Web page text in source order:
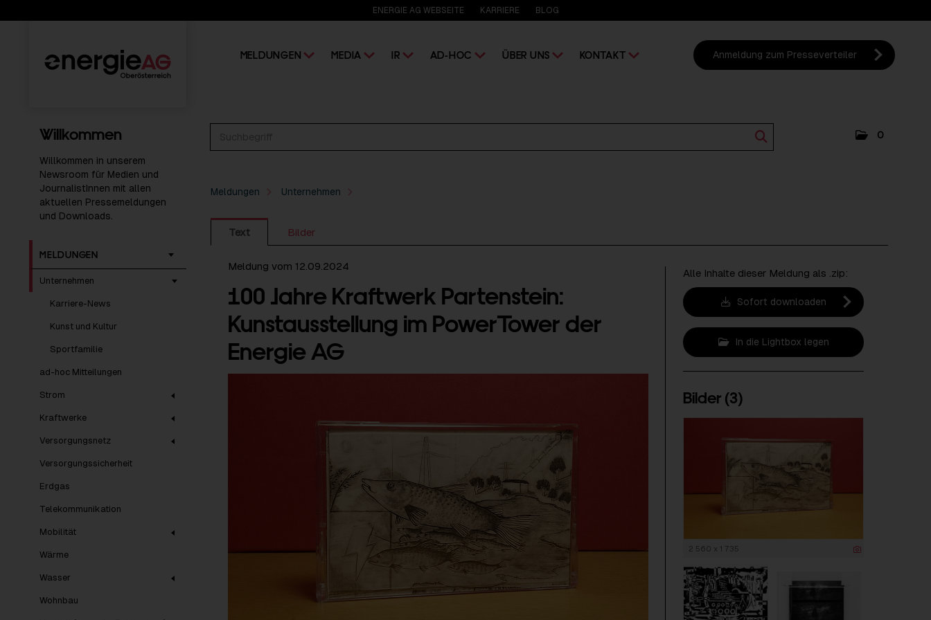
ENERGIE AG WEBSEITE KARRIERE BLOG
MELDUNGEN MEDIA IR AD-HOC ÜBER UNS KONTAKT Anmeldung zum Presseverteiler
0
Willkommen
Willkommen in unserem
Newsroom für Medien und
JournalistInnen mit allen
aktuellen Pressemeldungen
und Downloads.
MELDUNGEN
Unternehmen
Karriere-News
Kunst und Kultur
Sportfamilie
ad-hoc Mitteilungen
Strom
Kraftwerke
Versorgungsnetz
Versorgungssicherheit
Erdgas
Telekommunikation
Mobilität
Wärme
Wasser
Wohnbau
Meldungen Unternehmen
Text Bilder
Meldung vom 12.09.2024
100 Jahre Kraftwerk Partenstein:
Kunstausstellung im PowerTower der
Energie AG
Alle Inhalte dieser Meldung als .zip:
Sofort downloaden
In die Lightbox legen
Bilder (3)
2 560 x 1 735